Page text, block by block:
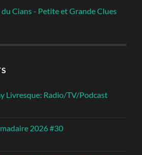
du Cians - Petite et Grande Clues
Livresque: Radio/TV/Podcast
2026 #30